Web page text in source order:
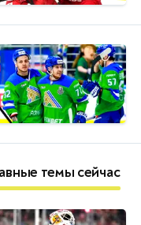
темы сейчас